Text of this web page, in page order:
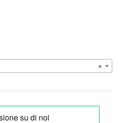
×